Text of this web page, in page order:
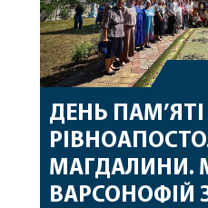
ДЕНЬ ПАМ’ЯТІ
МАГДАЛИНИ.
ВАРСОНОФІЙ